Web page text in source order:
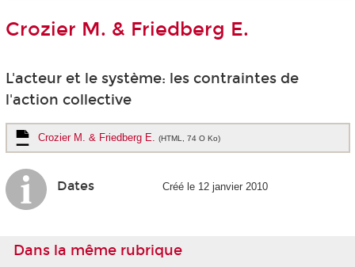
Crozier M. & Friedberg E.
L'acteur et le système: les contraintes de
l'action collective
Crozier M. & Friedberg E. (HTML, 74 O Ko)
Dates Créé le 12 janvier 2010
Dans la même rubrique